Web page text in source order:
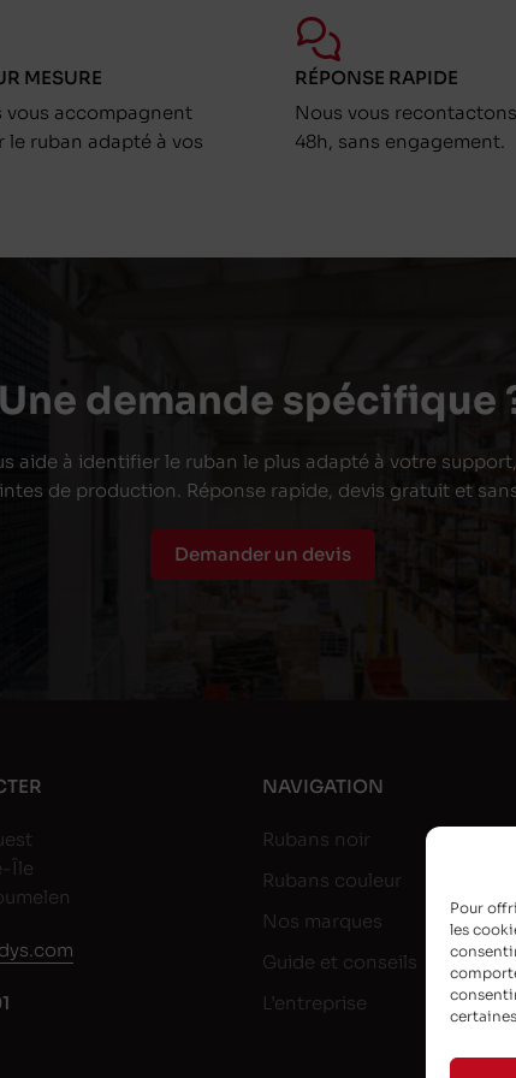
Pour
les
MESURE
vous accompagnent
le ruban adapté à vos
RÉPONSE RAPIDE
Nous vous
48h, sans engagement.
Une demande spécifique
aide à identifier le ruban le plus adapté à votre
de production. Réponse rapide, devis gratuit et
Demander un devis
Île
NAVIGATION
Rubans noir
Rubans couleur
Nos marques
Guide et conseils
L’entreprise